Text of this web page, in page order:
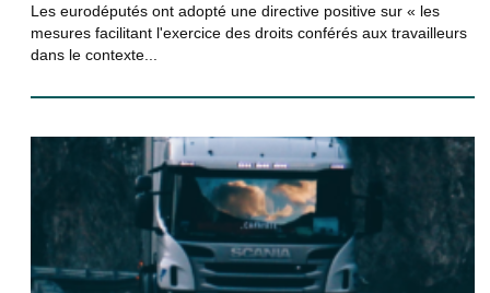
Les eurodéputés ont adopté une directive positive sur « les
mesures facilitant l'exercice des droits conférés aux travailleurs
dans le contexte...